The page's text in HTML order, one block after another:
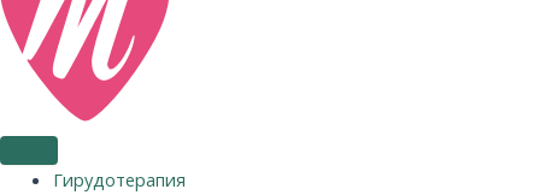
Гирудотерапия